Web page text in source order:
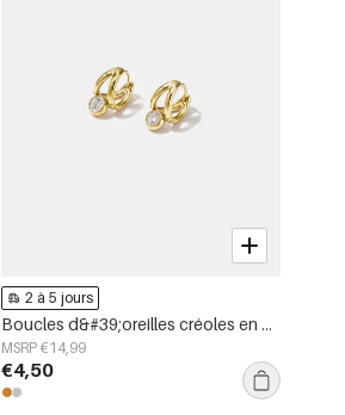
2 à 5 jours
Boucles d&#39;oreilles créoles en acier inoxydable, forme irrégulière, collection Simple Daily Simple, bijoux pour femmes
MSRP €14,99
€4,50